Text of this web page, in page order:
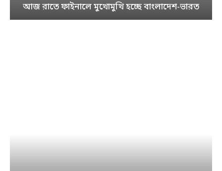
আজ রাতে ফাইনালে মুখোমুখি হচ্ছে বাংলাদেশ-ভারত